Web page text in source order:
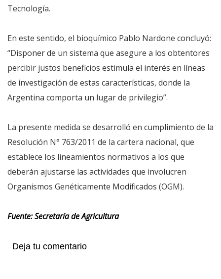
Tecnología.
En este sentido, el bioquímico Pablo Nardone concluyó:
“Disponer de un sistema que asegure a los obtentores
percibir justos beneficios estimula el interés en líneas
de investigación de estas características, donde la
Argentina comporta un lugar de privilegio”.
La presente medida se desarrolló en cumplimiento de la
Resolución N° 763/2011 de la cartera nacional, que
establece los lineamientos normativos a los que
deberán ajustarse las actividades que involucren
Organismos Genéticamente Modificados (OGM).
Fuente: Secretaría de Agricultura
Deja tu comentario